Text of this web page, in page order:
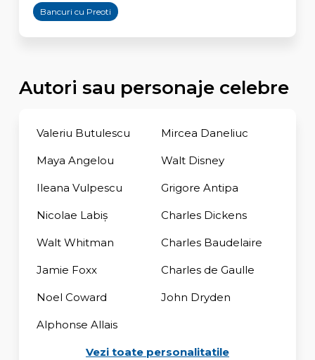
Bancuri cu Preoti
Autori sau personaje celebre
Valeriu Butulescu Mircea Daneliuc
Maya Angelou Walt Disney
Ileana Vulpescu Grigore Antipa
Nicolae Labiș Charles Dickens
Walt Whitman Charles Baudelaire
Jamie Foxx Charles de Gaulle
Noel Coward John Dryden
Alphonse Allais
Vezi toate personalitatile